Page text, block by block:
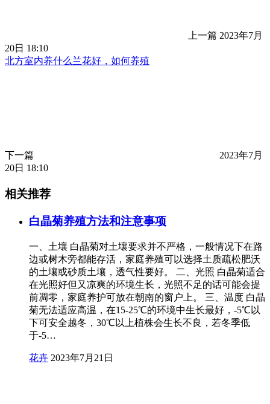
上一篇 2023年7月
20日 18:10
北方室内养什么兰花好，如何养殖
下一篇
2023年7月
20日 18:10
相关推荐
白晶菊养殖方法和注意事项
一、土壤 白晶菊对土壤要求并不严格，一般情况下在路
边或树木旁都能存活，家庭养殖可以选择土质疏松肥沃
的土壤或砂质土壤，透气性要好。 二、光照 白晶菊适合
在光照好但又凉爽的环境生长，光照不足的话可能会提
前凋零，家庭养护可放在朝南的窗户上。 三、温度 白晶
菊无法适应高温，在15-25℃的环境中生长最好，-5℃以
下可安全越冬，30℃以上植株会生长不良，若冬季低
于-5…
花卉 2023年7月21日